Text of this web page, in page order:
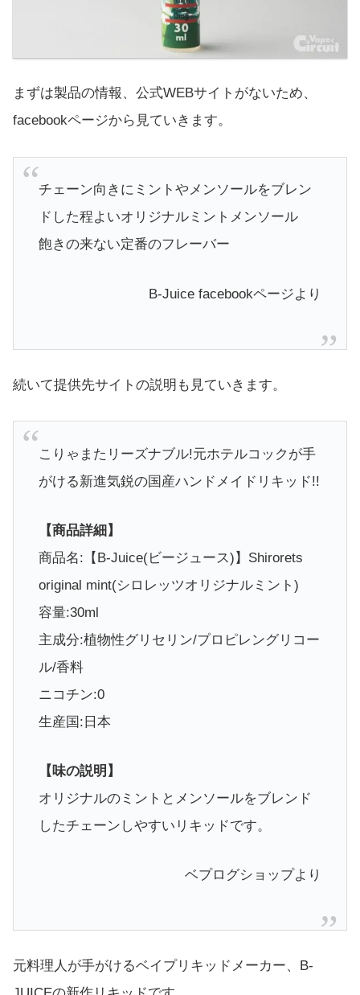
まずは製品の情報、公式WEBサイトがないため、
facebookページから見ていきます。
チェーン向きにミントやメンソールをブレン
ドした程よいオリジナルミントメンソール
飽きの来ない定番のフレーバー
B-Juice facebookページより
続いて提供先サイトの説明も見ていきます。
こりゃまたリーズナブル!元ホテルコックが手
がける新進気鋭の国産ハンドメイドリキッド!!
【商品詳細】
商品名:【B-Juice(ビージュース)】Shirorets
original mint(シロレッツオリジナルミント)
容量:30ml
主成分:植物性グリセリン/プロピレングリコー
ル/香料
ニコチン:0
生産国:日本
【味の説明】
オリジナルのミントとメンソールをブレンド
したチェーンしやすいリキッドです。
ベプログショップより
元料理人が手がけるベイプリキッドメーカー、B-